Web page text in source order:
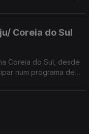
Coreia do Sul
Coreia do Sul, desde
num programa de